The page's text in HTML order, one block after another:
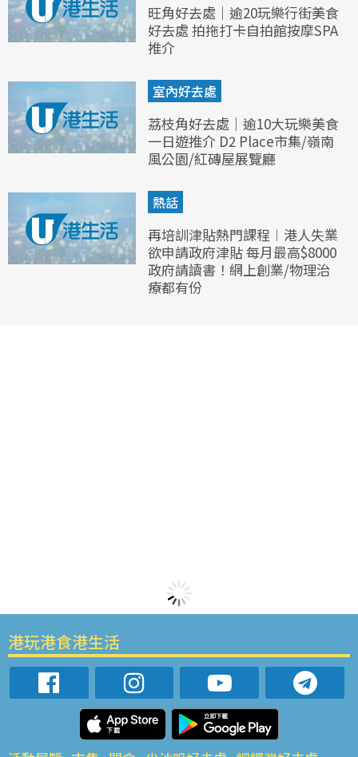
旺角好去處｜逾20玩樂行街美食
好去處 拍拖打卡自拍館按摩SPA
推介
室內好去處
荔枝角好去處｜逾10大玩樂美食
一日遊推介 D2 Place市集/嶺南
風公園/紅磚屋展覽廳
熱話
再培訓津貼熱門課程︱港人失業
欲申請政府津貼 每月最高$8000
政府請讀書！網上創業/物理治
療都有份
港玩港食港生活